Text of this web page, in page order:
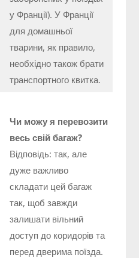
у Франції). У Франції
для домашньої
тварини, як правило,
необхідно також брати
транспортного квитка.
Чи можу я перевозити
весь свій багаж?
Відповідь: так, але
дуже важливо
складати цей багаж
так, щоб завжди
залишати вільний
доступ до коридорів та
перед дверима поїзда.